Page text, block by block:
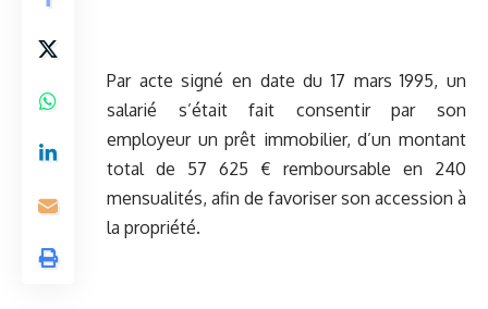
Par acte signé en date du 17 mars 1995, un
salarié s’était fait consentir par son
employeur un prêt immobilier, d’un montant
total de 57 625 € remboursable en 240
mensualités, afin de favoriser son accession à
la propriété.